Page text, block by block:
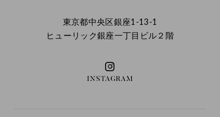
INSTAGRAM
東京都中央区銀座1-13-1
ヒューリック銀座一丁目ビル２階